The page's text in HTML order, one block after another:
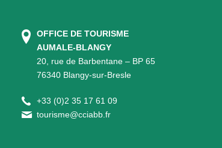
OFFICE DE TOURISME
AUMALE-BLANGY
20, rue de Barbentane – BP 65
76340 Blangy-sur-Bresle
+33 (0)2 35 17 61 09
tourisme@cciabb.fr